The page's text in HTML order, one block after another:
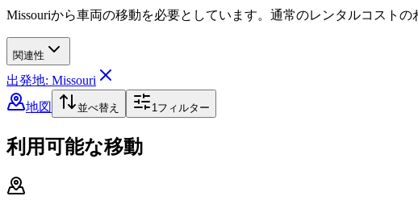
Missouriから車両の移動を必要としています。通常のレンタルコストの
関連性
出発地: Missouri
地図
並べ替え 1フィルター
利用可能な移動